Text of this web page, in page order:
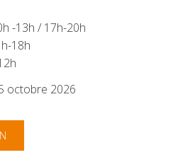
-13h / 17h-20h
18h
octobre 2026